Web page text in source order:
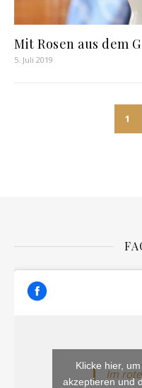
Mit Rosen aus dem
5. Juli 2019
1
Im
Klicke hier,
akzeptieren und